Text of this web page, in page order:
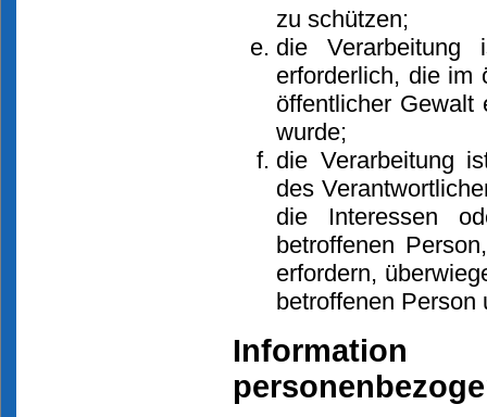
zu schützen;
die Verarbeitung
erforderlich, die im
öffentlicher Gewalt
wurde;
die Verarbeitung
des
die Interessen
betroffenen
erfordern,
betroffenen Person